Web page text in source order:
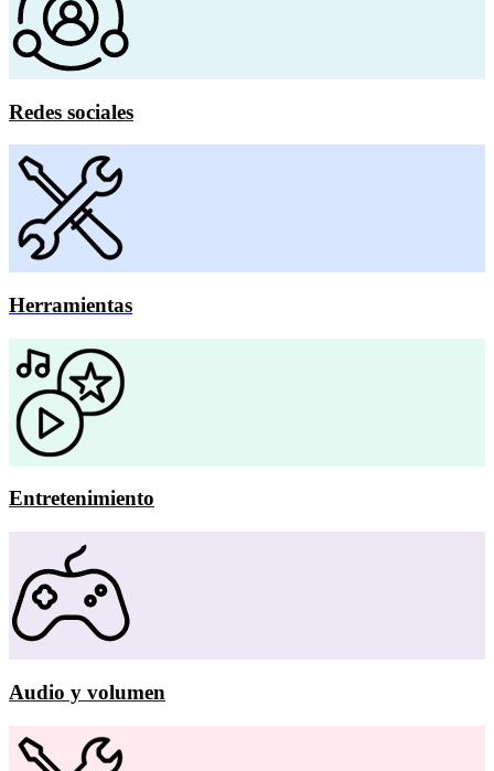
Redes sociales
Herramientas
Entretenimiento
Audio y volumen